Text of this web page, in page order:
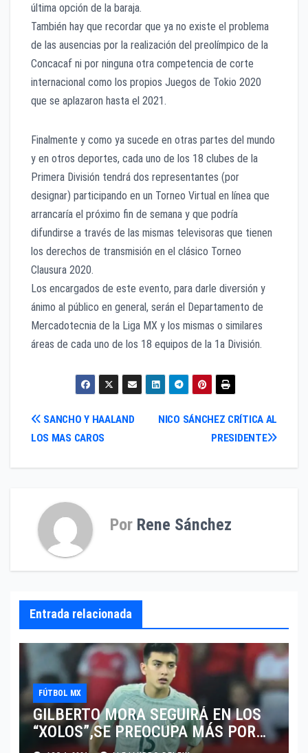
última opción de la baraja.
También hay que recordar que ya no existe el problema
de las ausencias por la realización del preolímpico de la
Concacaf ni por ninguna otra competencia de corte
internacional como los propios Juegos de Tokio 2020
que se aplazaron hasta el 2021.
Finalmente y como ya sucede en otras partes del mundo
y en otros deportes, cada uno de los 18 clubes de la
Primera División tendrá dos representantes (por
designar) participando en un Torneo Virtual en línea que
arrancaría el próximo fin de semana y que podría
difundirse a través de las mismas televisoras que tienen
los derechos de transmisión en el clásico Torneo
Clausura 2020.
Los encargados de este evento, para darle diversión y
ánimo al público en general, serán el Departamento de
Mercadotecnia de la Liga MX y los mismas o similares
áreas de cada uno de los 18 equipos de la 1a División.
Navegación
NICO SÁNCHEZ CRÍTICA AL
PRESIDENTE
SANCHO Y HAALAND
LOS MAS CAROS
Por Rene Sánchez
Entrada relacionada
FÚTBOL MX
GILBERTO MORA SEGUIRÁ EN LOS
“XOLOS”,SE PREOCUPA MÁS POR
JUGAR EN SU EQUIPO.